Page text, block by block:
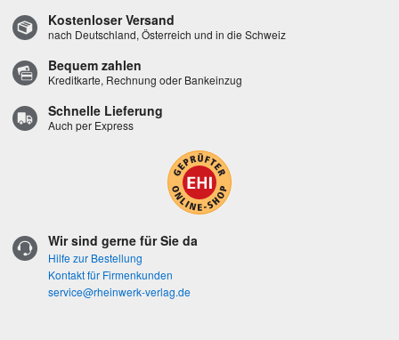
Kostenloser Versand
nach Deutschland, Österreich und in die Schweiz
Bequem zahlen
Kreditkarte, Rechnung oder Bankeinzug
Schnelle Lieferung
Auch per Express
Wir sind gerne für Sie da
Hilfe zur Bestellung
Kontakt für Firmenkunden
service@rheinwerk-verlag.de